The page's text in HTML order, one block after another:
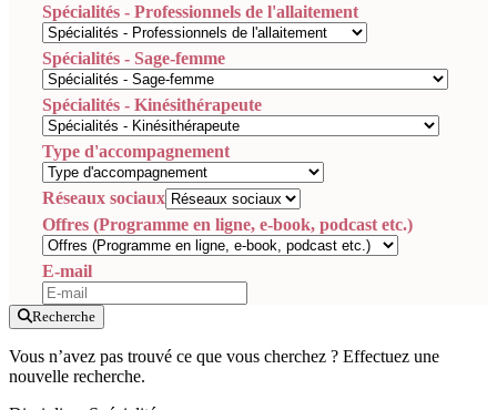
Spécialités - Professionnels de l'allaitement
Spécialités - Sage-femme
Spécialités - Kinésithérapeute
Type d'accompagnement
Réseaux sociaux
Offres (Programme en ligne, e-book, podcast etc.)
E-mail
Recherche
Vous n’avez pas trouvé ce que vous cherchez ? Effectuez une
nouvelle recherche.